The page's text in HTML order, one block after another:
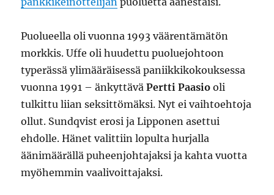
Puolueella oli vuonna 1993 väärentämätön
morkkis. Uffe oli huudettu puoluejohtoon
typerässä ylimääräisessä paniikkikokouksessa
vuonna 1991 – änkyttäväPertti Paasio oli
tulkittu liian seksittömäksi. Nyt ei vaihtoehtoja
ollut. Sundqvist erosi ja Lipponen asettui
ehdolle. Hänet valittiin lopulta hurjalla
äänimäärällä puheenjohtajaksi ja kahta vuotta
myöhemmin vaalivoittajaksi.